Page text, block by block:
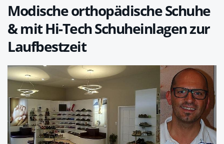
Modische orthopädische Schuhe
& mit Hi-Tech Schuheinlagen zur
Laufbestzeit